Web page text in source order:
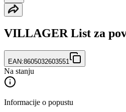
VILLAGER List za
EAN:8605032603551
Na stanju
Informacije o popustu